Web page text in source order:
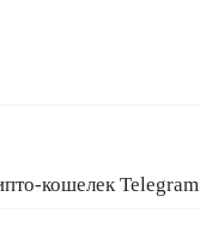
кошелек Telegram